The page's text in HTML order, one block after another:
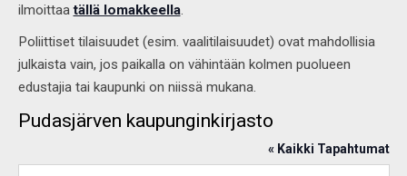
ilmoittaatällä lomakkeella.
Poliittiset tilaisuudet (esim. vaalitilaisuudet) ovat mahdollisia
julkaista vain, jos paikalla on vähintään kolmen puolueen
edustajia tai kaupunki on niissä mukana.
Pudasjärven kaupunginkirjasto
« Kaikki Tapahtumat